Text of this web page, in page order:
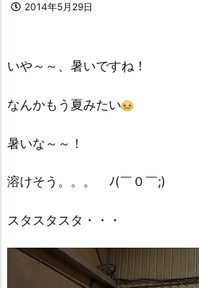
2014年5月29日
いや～～、暑いですね！
なんかもう夏みたい
暑いな～～！
溶けそう。。。 ﾉ(￣０￣;)
スタスタスタ・・・